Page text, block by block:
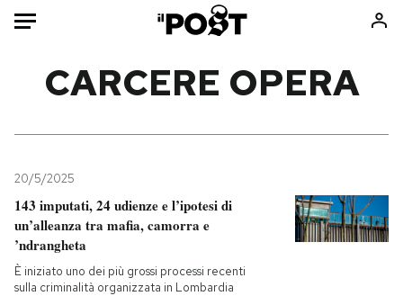
Mondo
Politica
Tecnologia
Internet
Scienza
Consumismi
Media
CARCERE OPERA
20/5/2025
143 imputati, 24 udienze e l’ipotesi di
un’alleanza tra mafia, camorra e
’ndrangheta
È iniziato uno dei più grossi processi recenti
sulla criminalità organizzata in Lombardia